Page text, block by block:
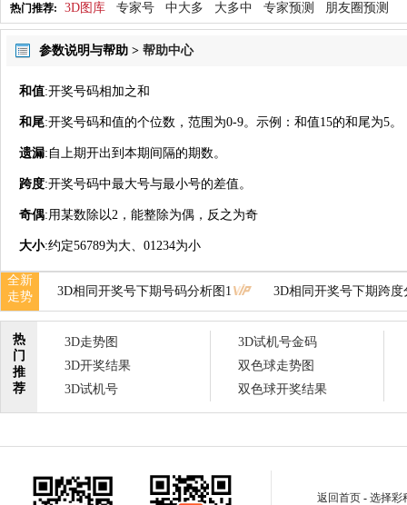
热门推荐: 3D图库 专家号 中大多 大多中 专家预测 朋友圈预测
参数说明与帮助 > 帮助中心
和值:开奖号码相加之和
和尾:开奖号码和值的个位数，范围为0-9。示例：和值15的和尾为5。
遗漏:自上期开出到本期间隔的期数。
跨度:开奖号码中最大号与最小号的差值。
奇偶:用某数除以2，能整除为偶，反之为奇
大小:约定56789为大、01234为小
全新
走势
3D相同开奖号下期号码分析图1 3D相同开奖号下期跨度
热
门
推
荐
3D走势图
3D开奖结果
3D试机号
3D试机号金码
双色球走势图
双色球开奖结果
返回首页 - 选择彩